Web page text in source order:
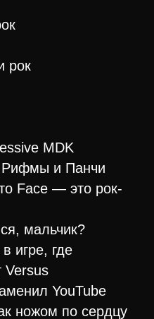
рок
MDK
Рифмы и Панчи
Face — это рок-
мальчик?
игре, где
Versus
YouTube
ножом по сердцу